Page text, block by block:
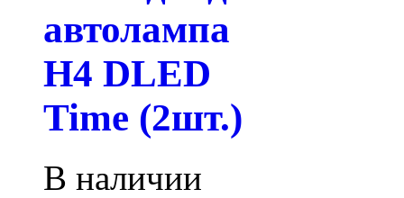
автолампа
H4 DLED
Time (2шт.)
В наличии